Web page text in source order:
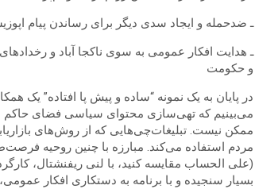
ـ ضدحمله و ایجاد سدی دیگر برای رساندن پیام
ـ هدایت افکار عمومی به سوی ناکجا آباد و
و حکومت
در پایان به یک نمونه “ساده و پیش پا افتاده” یک
می‌بینیم که تهی‌سازی محتوای سیاسی فضای حاکم
ممکن نیست. تبلیغات‌چی‌هایی که از روش‌های
مردم استفاده می‌کند. مبارزه با چنین روحیه
(علی الحساب مقایسه کنید، با لنی ریفنشتال،
بسیار سنجیده و با برنامه به دستکاری افکار